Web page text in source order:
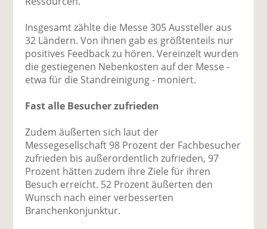
Insgesamt zählte die Messe 305 Aussteller aus
32 Ländern. Von ihnen gab es größtenteils nur
positives Feedback zu hören. Vereinzelt wurden
die gestiegenen Nebenkosten auf der Messe -
etwa für die Standreinigung - moniert.
Fast alle Besucher zufrieden
Zudem äußerten sich laut der
Messegesellschaft 98 Prozent der Fachbesucher
zufrieden bis außerordentlich zufrieden, 97
Prozent hätten zudem ihre Ziele für ihren
Besuch erreicht. 52 Prozent äußerten den
Wunsch nach einer verbesserten
Branchenkonjunktur.